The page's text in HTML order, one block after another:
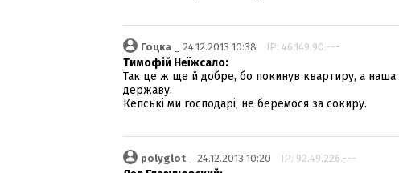
Гоцка _ 24.12.2013 10:38 IP: 46.149.90.---
Тимофій Неїжсало:
Так це ж ще й добре, бо покинув квартиру, а наша
державу.
Кепські ми господарі, не беремося за сокиру.
polyglot _ 24.12.2013 10:20 IP: 92.49.226.---